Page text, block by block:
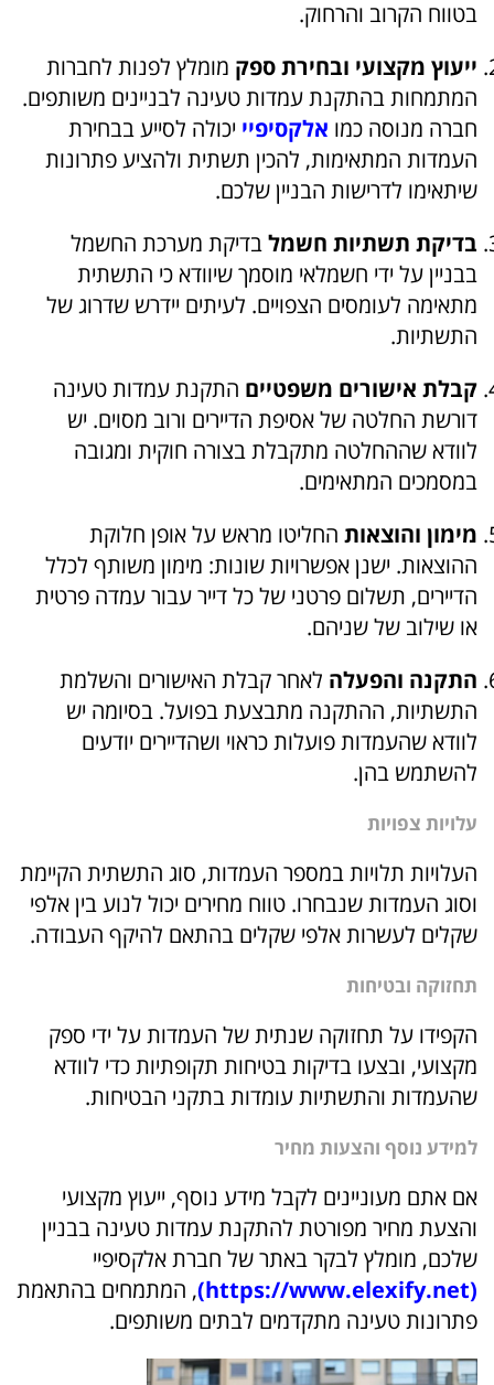
בטווח הקרוב והרחוק.
ייעוץ מקצועי ובחירת ספק מומלץ לפנות לחברות
המתמחות בהתקנת עמדות טעינה לבניינים משותפים.
חברה מנוסה כמו אלקסיפיי יכולה לסייע בבחירת
העמדות המתאימות, להכין תשתית ולהציע פתרונות
שיתאימו לדרישות הבניין שלכם.
בדיקת תשתיות חשמלבדיקת מערכת החשמל
בבניין על ידי חשמלאי מוסמך שיוודא כי התשתית
מתאימה לעומסים הצפויים. לעיתים יידרש שדרוג של
התשתיות.
קבלת אישורים משפטיים התקנת עמדות טעינה
דורשת החלטה של אסיפת הדיירים ורוב מסוים. יש
לוודא שההחלטה מתקבלת בצורה חוקית ומגובה
במסמכים המתאימים.
מימון והוצאות החליטו מראש על אופן חלוקת
ההוצאות. ישנן אפשרויות שונות: מימון משותף לכלל
הדיירים, תשלום פרטני של כל דייר עבור עמדה פרטית
או שילוב של שניהם.
התקנה והפעלה לאחר קבלת האישורים והשלמת
התשתיות, ההתקנה מתבצעת בפועל. בסיומה יש
לוודא שהעמדות פועלות כראוי ושהדיירים יודעים
להשתמש בהן.
עלויות צפויות
העלויות תלויות במספר העמדות, סוג התשתית הקיימת
וסוג העמדות שנבחרו. טווח מחירים יכול לנוע בין אלפי
שקלים לעשרות אלפי שקלים בהתאם להיקף העבודה.
תחזוקה ובטיחות
הקפידו על תחזוקה שנתית של העמדות על ידי ספק
מקצועי, ובצעו בדיקות בטיחות תקופתיות כדי לוודא
שהעמדות והתשתיות עומדות בתקני הבטיחות.
למידע נוסף והצעות מחיר
אם אתם מעוניינים לקבל מידע נוסף, ייעוץ מקצועי
והצעת מחיר מפורטת להתקנת עמדות טעינה בבניין
שלכם, מומלץ לבקר באתר של חברת אלקסיפיי
(
https://www.elexify.net
), המתמחים בהתאמת
פתרונות טעינה מתקדמים לבתים משותפים.